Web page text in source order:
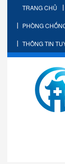
TRANG CHỦ
PHÒNG
THÔNG TIN